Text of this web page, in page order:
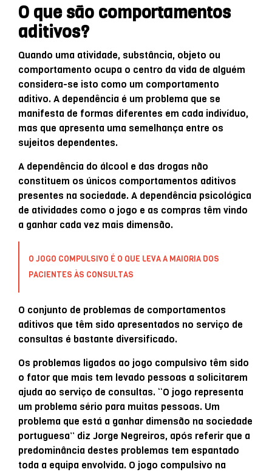
O que são comportamentos
aditivos?
Quando uma atividade, substância, objeto ou
comportamento ocupa o centro da vida de alguém
considera-se isto como um comportamento
aditivo. A dependência é um problema que se
manifesta de formas diferentes em cada indivíduo,
mas que apresenta uma semelhança entre os
sujeitos dependentes.
A dependência do álcool e das drogas não
constituem os únicos comportamentos aditivos
presentes na sociedade. A dependência psicológica
de atividades como o jogo e as compras têm vindo
a ganhar cada vez mais dimensão.
O JOGO COMPULSIVO É O QUE LEVA A MAIORIA DOS
PACIENTES ÀS CONSULTAS
O conjunto de problemas de comportamentos
aditivos que têm sido apresentados no serviço de
consultas é bastante diversificado.
Os problemas ligados ao jogo compulsivo têm sido
o fator que mais tem levado pessoas a solicitarem
ajuda ao serviço de consultas. “O jogo representa
um problema sério para muitas pessoas. Um
problema que está a ganhar dimensão na sociedade
portuguesa” diz Jorge Negreiros, após referir que a
predominância destes problemas tem espantado
toda a equipa envolvida. O jogo compulsivo na